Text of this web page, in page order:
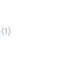
1